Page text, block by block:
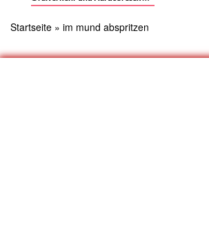
Startseite » im mund abspritzen